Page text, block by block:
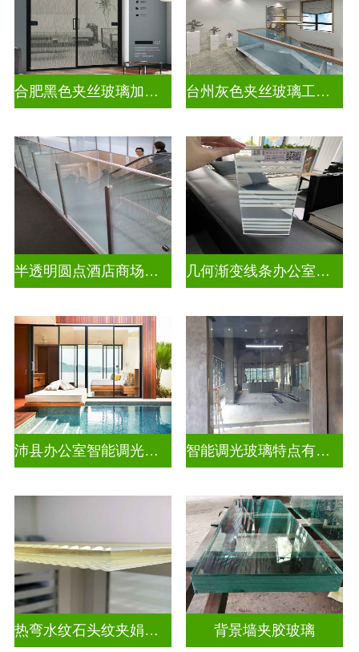
合肥黑色夹丝玻璃加工厂 台州灰色夹丝玻璃工厂招聘
半透明圆点酒店商场彩色渐变玻璃 几何渐变线条办公室彩色渐变玻璃
沛县办公室智能调光玻璃厂商 智能调光玻璃特点有哪些方面
热弯水纹石头纹夹娟夹丝玻璃 背景墙夹胶玻璃